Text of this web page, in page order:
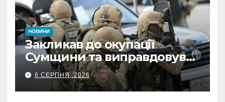
НОВИНИ
Закликав до окупації
Сумщини та виправдовував
обстріли: СБУ викрила
прокремлівського агітатора
з Охтирки
6 СЕРПНЯ, 2026